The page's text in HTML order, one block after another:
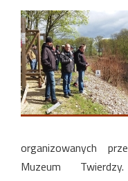
organizowanych
Muzeum